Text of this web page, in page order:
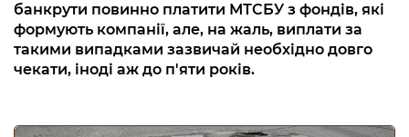
банкрути повинно платити МТСБУ з фондів, які
формують компанії, але, на жаль, виплати за
такими випадками зазвичай необхідно довго
чекати, іноді аж до п'яти років.